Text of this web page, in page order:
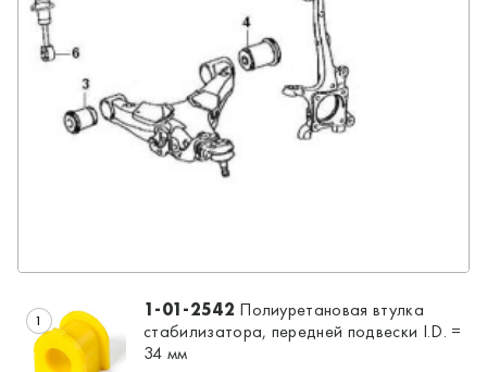
1 1-01-2542 Полиуретановая втулка
стабилизатора, передней подвески I.D. =
34 мм